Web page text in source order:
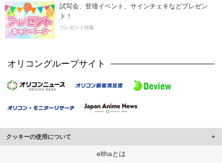
試写会、登壇イベント、サインチェキなどプレゼン
ト！
プレゼント特集
オリコングループサイト
クッキーの使用について
このサイトでは Cookie を使用して、ユーザーに合わせたコンテンツや広告の
elthaとは